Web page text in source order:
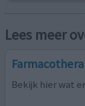
Lees meer
Bekijk hier wat